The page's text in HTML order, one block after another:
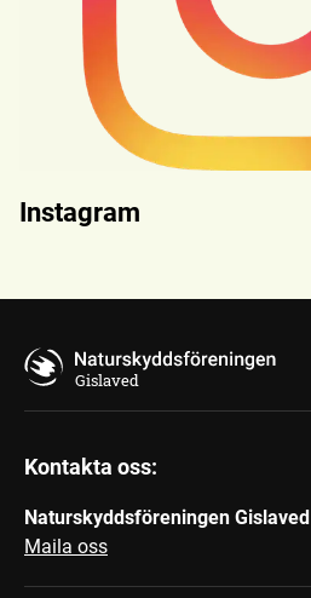
Instagram
Gislaved
Kontakta oss:
Naturskyddsföreningen Gislaved
Maila oss